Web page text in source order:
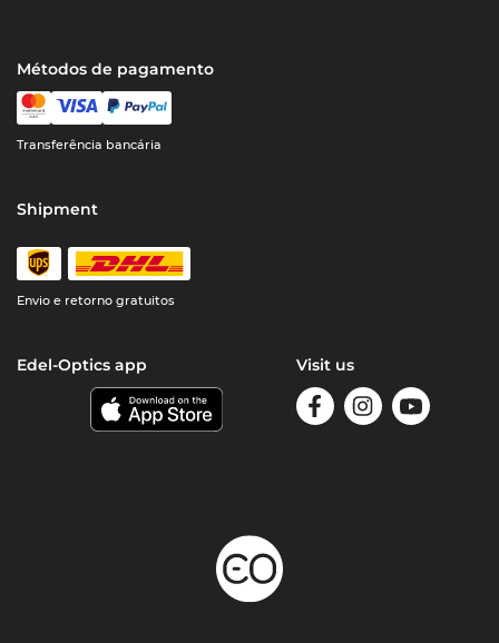
Métodos de pagamento
Transferência bancária
Shipment
Envio e retorno gratuitos
Edel-Optics app Visit us